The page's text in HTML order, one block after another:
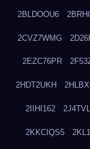
2BLDOOU6
2CVZ7WMG
2EZC76PR
2HDT2UKH
2IIHI162
2KKCIQS5